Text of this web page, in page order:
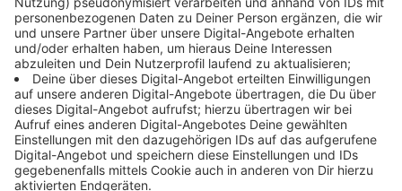
Piräus hat sich Bayer 04 Leverkusen eine starke
Position erarbeitet. Ziel ist es, auch im Frühjahr noch in
allen drei Wettbewerben vertreten zu sein. Cheftrainer
Kasper Hjulmand betont allerdings: Trotz des
Vorsprungs sei man noch lange nicht durch. Anpfiff ist
heute Abend um 21 Uhr in der ausverkauften BayArena.
Anzeige